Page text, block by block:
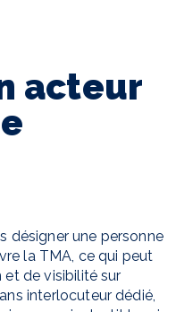
acteur
désigner une personne
la TMA, ce qui peut
et de visibilité sur
interlocuteur dédié,